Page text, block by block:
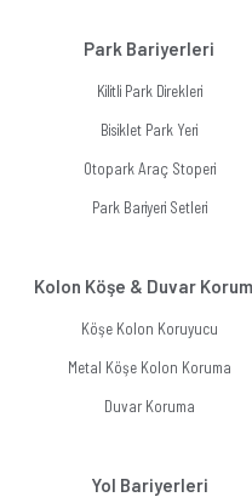
Park Bariyerleri
Kilitli Park Direkleri
Bisiklet Park Yeri
Otopark Araç Stoperi
Park Bariyeri Setleri
Kolon Köşe & Duvar
Köşe Kolon Koruyucu
Metal Köşe Kolon Koruma
Duvar Koruma
Yol Bariyerleri